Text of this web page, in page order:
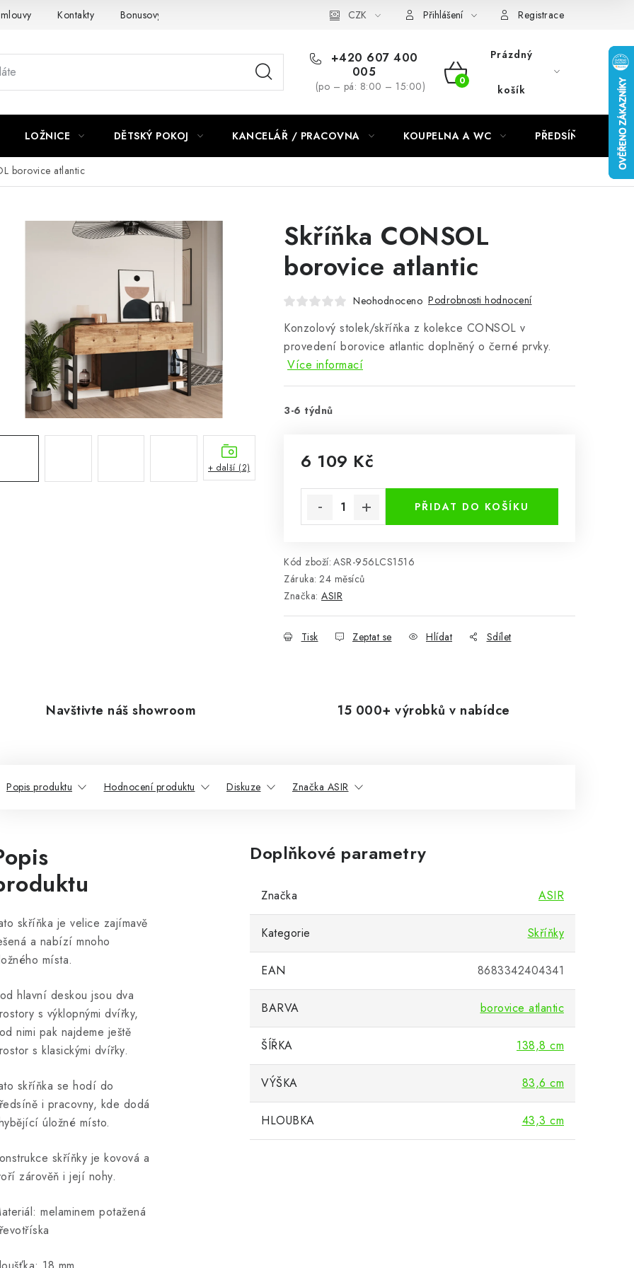
Kontakty Bonusový program NBM+ CZK Přihlášení Registrace
+420 607 400
005
(po – pá: 8:00 – 15:00)
NÁKUPNÍ
Prázdný
košík
LOŽNICE DĚTSKÝ POKOJ KANCELÁŘ / PRACOVNA KOUPELNA A WC PŘEDSÍŇ
borovice atlantic
Skříňka CONSOL
borovice atlantic
Neohodnoceno Podrobnosti hodnocení
Konzolový stolek/skříňka z kolekce CONSOL v
provedení borovice atlantic doplněný o černé prvky.
Více informací
3-6 týdnů
6 109 Kč
PŘIDAT DO KOŠÍKU
Kód zboží: ASR-956LCS1516
Záruka: 24 měsíců
Značka: ASIR
Tisk Zeptat se Hlídat Sdílet
+ další (2)
Navštivte náš showroom 15 000+ výrobků v nabídce
Popis produktu Hodnocení produktu Diskuze Značka ASIR
skříňka je velice zajímavě
a nabízí mnoho
místa.
hlavní deskou jsou dva
s výklopnými dvířky,
nimi pak najdeme ještě
s klasickými dvířky.
skříňka se hodí do
i pracovny, kde dodá
úložné místo.
skříňky je kovová a
zárověň i její nohy.
melaminem potažená
Doplňkové parametry
Značka ASIR
Kategorie Skříňky
EAN 8683342404341
BARVA borovice atlantic
ŠÍŘKA 138,8 cm
VÝŠKA 83,6 cm
HLOUBKA 43,3 cm